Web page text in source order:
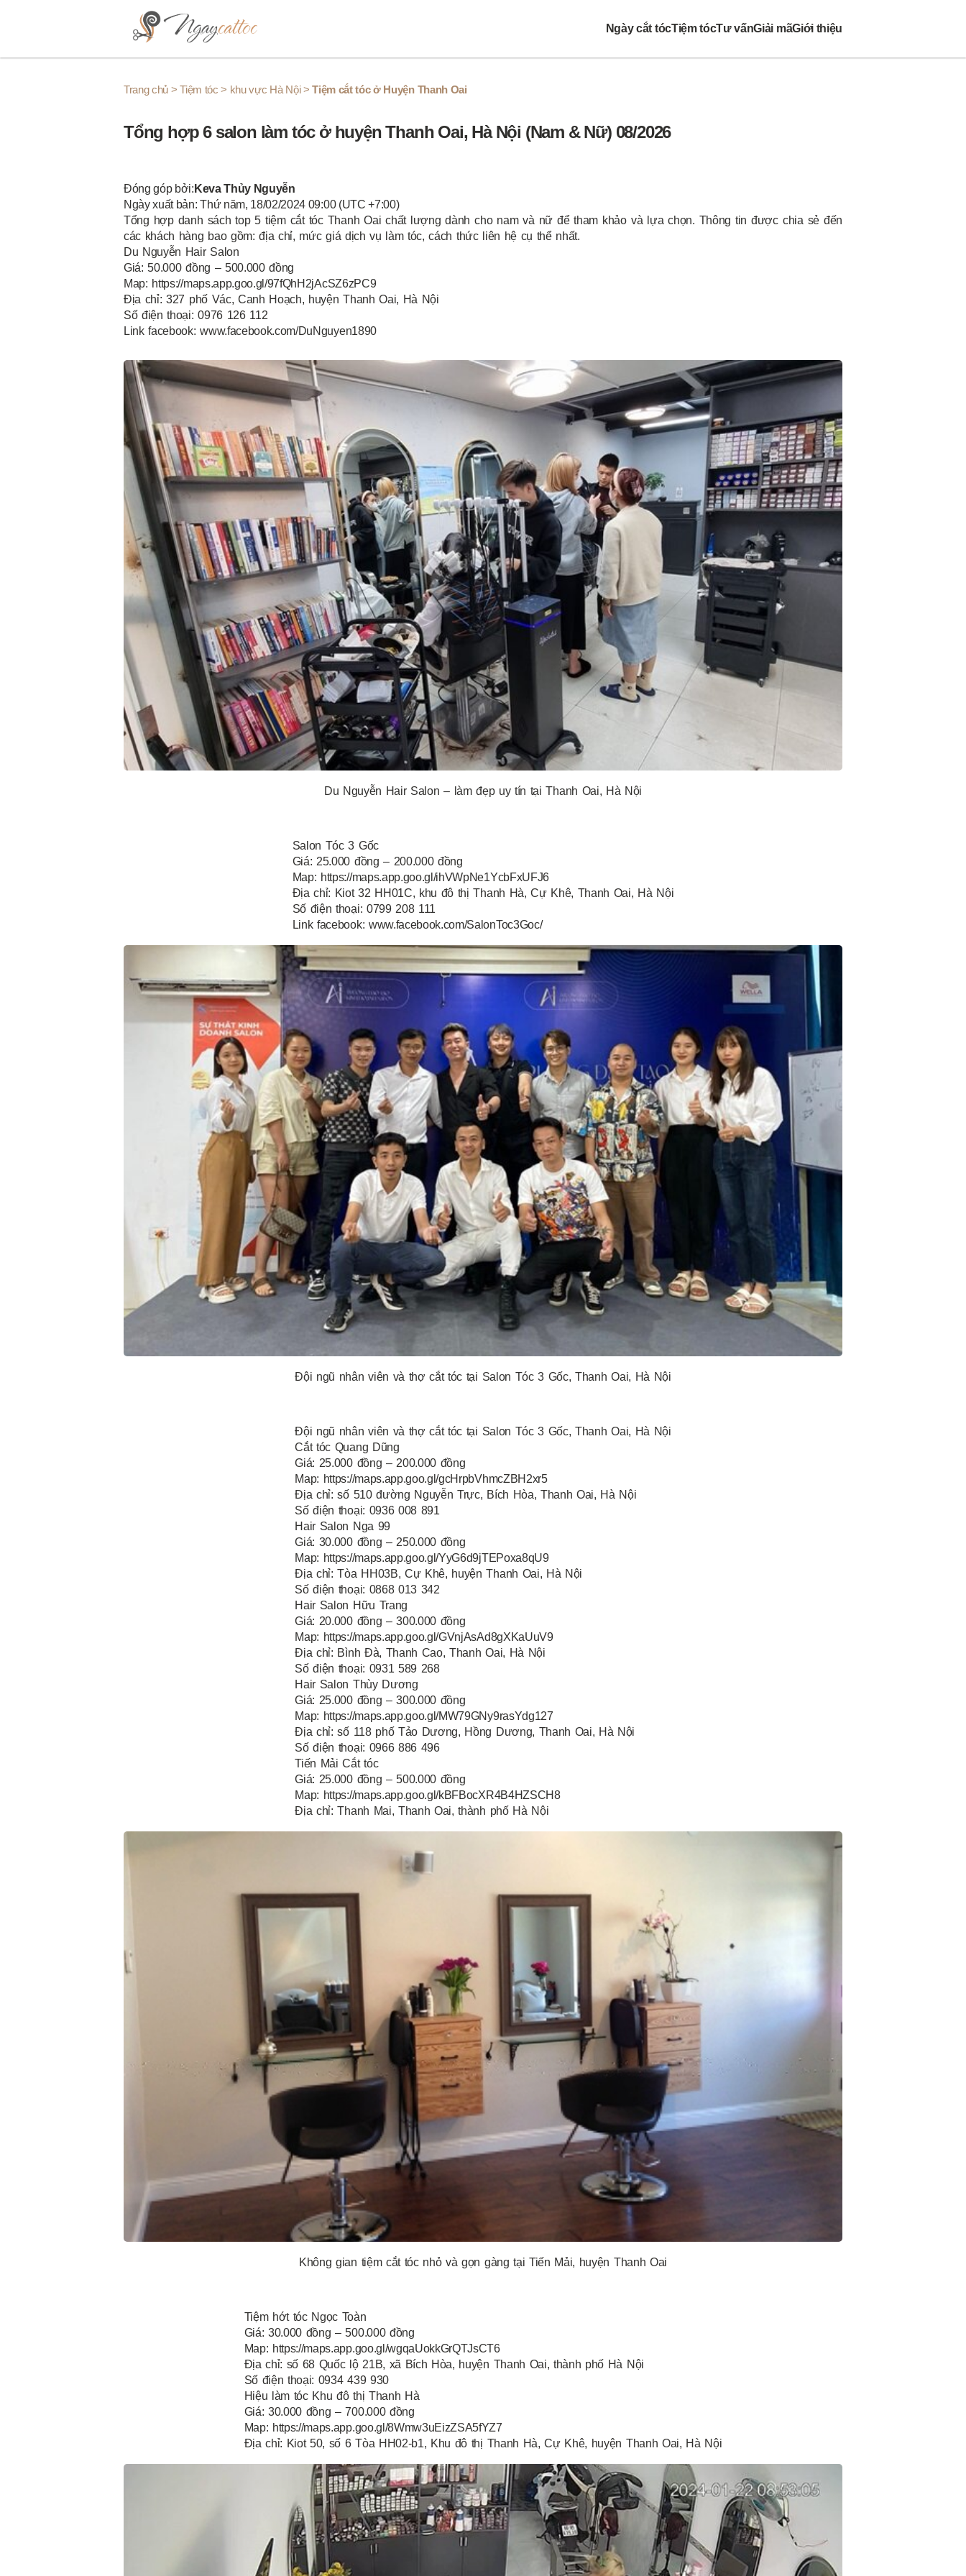
Ngày cắt tócTiệm tócTư vấnGiải mãGiới thiệu
Trang chủ >Tiệm tóc > khu vực Hà Nội>Tiệm cắt tóc ở Huyện Thanh Oai
Tổng hợp 6 salon làm tóc ở huyện Thanh Oai, Hà Nội (Nam & Nữ) 08/2026
Đóng góp bởi: Keva Thủy Nguyễn
Ngày xuất bản: Thứ năm, 18/02/2024 09:00 (UTC +7:00)
Tổng hợp danh sách top 5 tiệm cắt tóc Thanh Oai chất lượng dành cho nam và nữ để tham khảo và lựa chọn. Thông tin được chia sẻ đến
các khách hàng bao gồm: địa chỉ, mức giá dịch vụ làm tóc, cách thức liên hệ cụ thể nhất.
Du Nguyễn Hair Salon
Giá: 50.000 đồng – 500.000 đồng
Map: https://maps.app.goo.gl/97fQhH2jAcSZ6zPC9
Địa chỉ: 327 phố Vác, Canh Hoạch, huyện Thanh Oai, Hà Nội
Số điện thoại: 0976 126 112
Link facebook: www.facebook.com/DuNguyen1890
Du Nguyễn Hair Salon – làm đẹp uy tín tại Thanh Oai, Hà Nội
Salon Tóc 3 Gốc
Giá: 25.000 đồng – 200.000 đồng
Map: https://maps.app.goo.gl/ihVWpNe1YcbFxUFJ6
Địa chỉ: Kiot 32 HH01C, khu đô thị Thanh Hà, Cự Khê, Thanh Oai, Hà Nội
Số điện thoại: 0799 208 111
Link facebook: www.facebook.com/SalonToc3Goc/
Đội ngũ nhân viên và thợ cắt tóc tại Salon Tóc 3 Gốc, Thanh Oai, Hà Nội
Đội ngũ nhân viên và thợ cắt tóc tại Salon Tóc 3 Gốc, Thanh Oai, Hà Nội
Cắt tóc Quang Dũng
Giá: 25.000 đồng – 200.000 đồng
Map: https://maps.app.goo.gl/gcHrpbVhmcZBH2xr5
Địa chỉ: số 510 đường Nguyễn Trực, Bích Hòa, Thanh Oai, Hà Nội
Số điện thoại: 0936 008 891
Hair Salon Nga 99
Giá: 30.000 đồng – 250.000 đồng
Map: https://maps.app.goo.gl/YyG6d9jTEPoxa8qU9
Địa chỉ: Tòa HH03B, Cự Khê, huyện Thanh Oai, Hà Nội
Số điện thoại: 0868 013 342
Hair Salon Hữu Trang
Giá: 20.000 đồng – 300.000 đồng
Map: https://maps.app.goo.gl/GVnjAsAd8gXKaUuV9
Địa chỉ: Bình Đà, Thanh Cao, Thanh Oai, Hà Nội
Số điện thoại: 0931 589 268
Hair Salon Thùy Dương
Giá: 25.000 đồng – 300.000 đồng
Map: https://maps.app.goo.gl/MW79GNy9rasYdg127
Địa chỉ: số 118 phố Tảo Dương, Hồng Dương, Thanh Oai, Hà Nội
Số điện thoại: 0966 886 496
Tiến Mải Cắt tóc
Giá: 25.000 đồng – 500.000 đồng
Map: https://maps.app.goo.gl/kBFBocXR4B4HZSCH8
Địa chỉ: Thanh Mai, Thanh Oai, thành phố Hà Nội
Không gian tiệm cắt tóc nhỏ và gọn gàng tại Tiến Mải, huyện Thanh Oai
Tiệm hớt tóc Ngọc Toàn
Giá: 30.000 đồng – 500.000 đồng
Map: https://maps.app.goo.gl/wgqaUokkGrQTJsCT6
Địa chỉ: số 68 Quốc lộ 21B, xã Bích Hòa, huyện Thanh Oai, thành phố Hà Nội
Số điện thoại: 0934 439 930
Hiệu làm tóc Khu đô thị Thanh Hà
Giá: 30.000 đồng – 700.000 đồng
Map: https://maps.app.goo.gl/8Wmw3uEizZSA5fYZ7
Địa chỉ: Kiot 50, số 6 Tòa HH02-b1, Khu đô thị Thanh Hà, Cự Khê, huyện Thanh Oai, Hà Nội